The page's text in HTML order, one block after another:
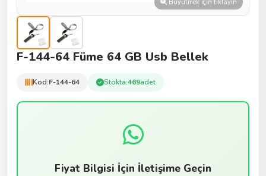
Büyütmek için tıklayın
F-144-64 Füme 64 GB Usb Bellek
Kod:F-144-64 Stokta:469adet
Fiyat Bilgisi İçin İletişime Geçin